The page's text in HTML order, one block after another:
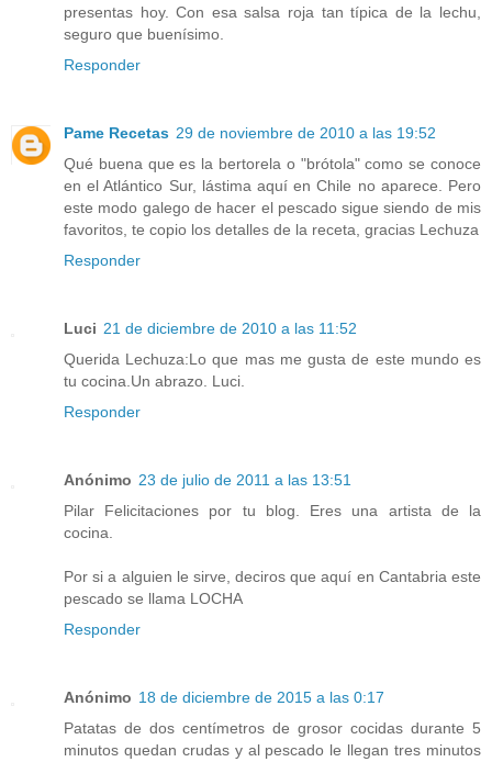
presentas hoy. Con esa salsa roja tan típica de la lechu,
seguro que buenísimo.
Responder
Pame Recetas 29 de noviembre de 2010 a las 19:52
Qué buena que es la bertorela o "brótola" como se conoce
en el Atlántico Sur, lástima aquí en Chile no aparece. Pero
este modo galego de hacer el pescado sigue siendo de mis
favoritos, te copio los detalles de la receta, gracias Lechuza
Responder
Luci 21 de diciembre de 2010 a las 11:52
Querida Lechuza:Lo que mas me gusta de este mundo es
tu cocina.Un abrazo. Luci.
Responder
Anónimo 23 de julio de 2011 a las 13:51
Pilar Felicitaciones por tu blog. Eres una artista de la
cocina.
Por si a alguien le sirve, deciros que aquí en Cantabria este
pescado se llama LOCHA
Responder
Anónimo 18 de diciembre de 2015 a las 0:17
Patatas de dos centímetros de grosor cocidas durante 5
minutos quedan crudas y al pescado le llegan tres minutos